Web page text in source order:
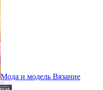
Мода и модель Вязание